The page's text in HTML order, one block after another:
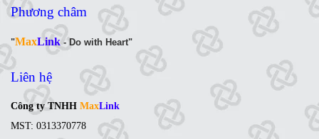
Phương châm
"MaxLink - Do with Heart"
Liên hệ
Công ty TNHH MaxLink
MST: 0313370778